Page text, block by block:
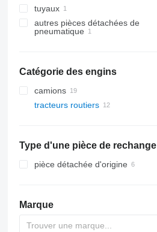
tuyaux
autres pièces détachées de
pneumatique
Catégorie des engins
camions
tracteurs routiers
Type d'une pièce de rechange
pièce détachée d'origine
Marque